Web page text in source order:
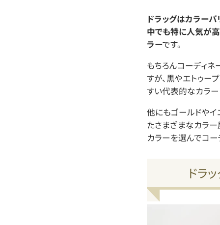
ドラッグはカラー
中でも特に人気が
ラーです。
もちろんコーディネ
すが、黒やエトゥー
すい代表的なカラー
他にもゴールドやイ
たさまざまなカラ
カラーを選んでコー
ドラ